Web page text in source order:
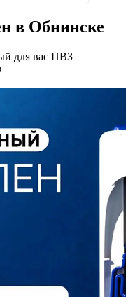
в Обнинске
для вас ПВЗ